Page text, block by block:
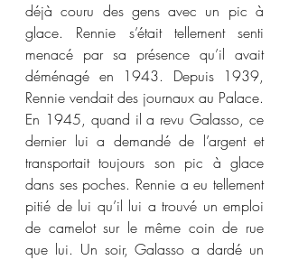
déjà couru des gens avec un pic à
glace. Rennie s’était tellement senti
menacé par sa présence qu’il avait
déménagé en 1943. Depuis 1939,
Rennie vendait des journaux au Palace.
En 1945, quand il a revu Galasso, ce
dernier lui a demandé de l’argent et
transportait toujours son pic à glace
dans ses poches. Rennie a eu tellement
pitié de lui qu’il lui a trouvé un emploi
de camelot sur le même coin de rue
que lui. Un soir, Galasso a dardé un